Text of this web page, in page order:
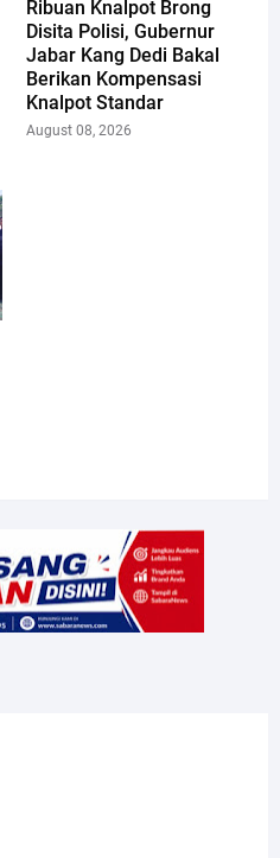
Ribuan Knalpot Brong
Disita Polisi, Gubernur
Jabar Kang Dedi Bakal
Berikan Kompensasi
Knalpot Standar
August 08, 2026